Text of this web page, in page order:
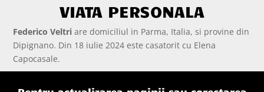
VIATA PERSONALA
Federico Veltri are domiciliul in Parma, Italia, si provine din
Dipignano. Din 18 iulie 2024 este casatorit cu Elena
Capocasale.